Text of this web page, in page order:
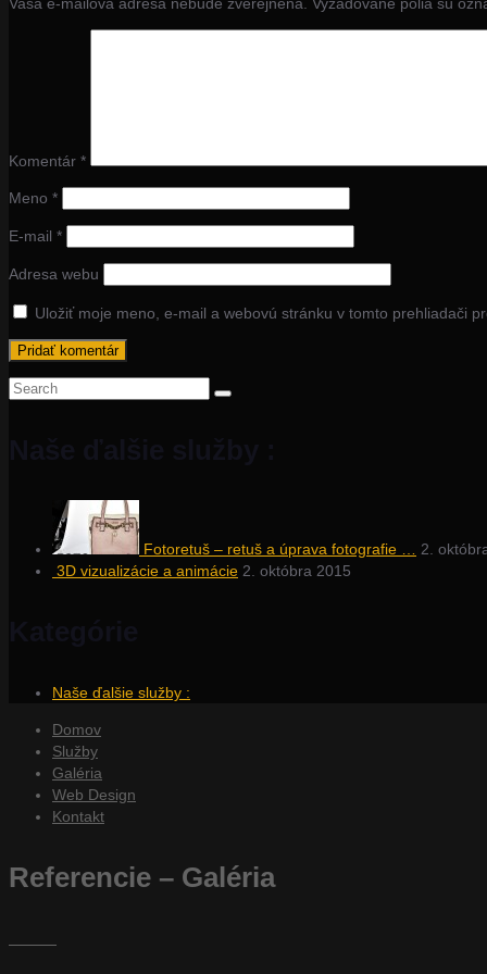
Komentár *
Meno *
E-mail *
Adresa webu
Uložiť moje meno, e-mail a webovú stránku v tomto prehliadači
Search
Fotoretuš – retuš a úprava fotografie …
2.
3D vizualizácie a animácie 2. októbra 2015
Naše ďalšie služby :
Domov
Služby
Galéria
Web Design
Kontakt
Referencie – Galéria